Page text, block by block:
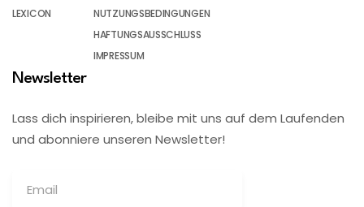
LEXICON
NUTZUNGSBEDINGUNGEN
HAFTUNGSAUSSCHLUSS
IMPRESSUM
Newsletter
Lass dich inspirieren, bleibe mit uns auf dem Laufenden
und abonniere unseren Newsletter!